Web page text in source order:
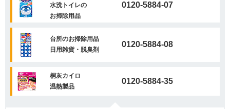
水洗トイレの
お掃除用品
0120-5884-07
台所のお掃除用品
日用雑貨・脱臭剤
0120-5884-08
桐灰カイロ
温熱製品
0120-5884-35